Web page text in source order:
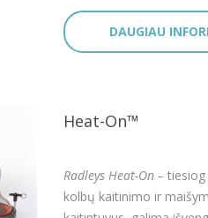
DAUGIAU
Heat-On™
Radleys Heat-On – tiesiog
kolbų kaitinimo ir